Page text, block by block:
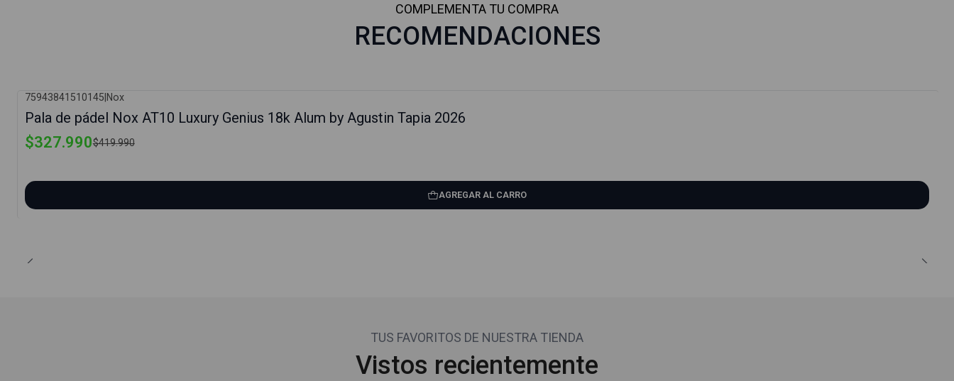
COMPLEMENTA TU COMPRA
RECOMENDACIONES
75943841510145|Nox
Pala de pádel Nox AT10 Luxury Genius 18k Alum by Agustin Tapia 2026
$327.990$419.990
AGREGAR AL CARRO
TUS FAVORITOS DE NUESTRA TIENDA
Vistos recientemente